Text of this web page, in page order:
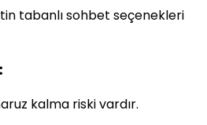
tabanlı sohbet seçenekleri
kalma riski vardır.